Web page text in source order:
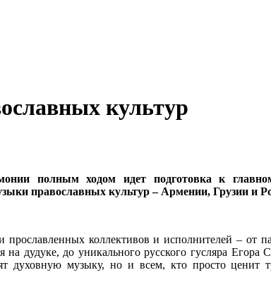
культур
полным ходом идет подготовка к
православных культур – Армении, Грузии и
коллективов и исполнителей – от
дудуке, до уникального русского гусляра Егора
духовную музыку, но и всем, кто просто ценит